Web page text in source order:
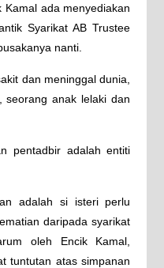
ada menyediakan
Syarikat AB Trustee
nanti.
dan meninggal dunia,
seorang anak lelaki dan
pentadbir adalah entiti
adalah si isteri perlu
daripada syarikat
oleh Encik Kamal,
tuntutan atas simpanan